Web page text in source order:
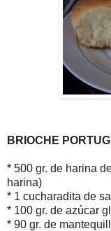
BRIOCHE
* 500 gr. de harina
harina)
* 1 cucharadita de sal
* 100 gr. de azúcar
* 90 gr. de